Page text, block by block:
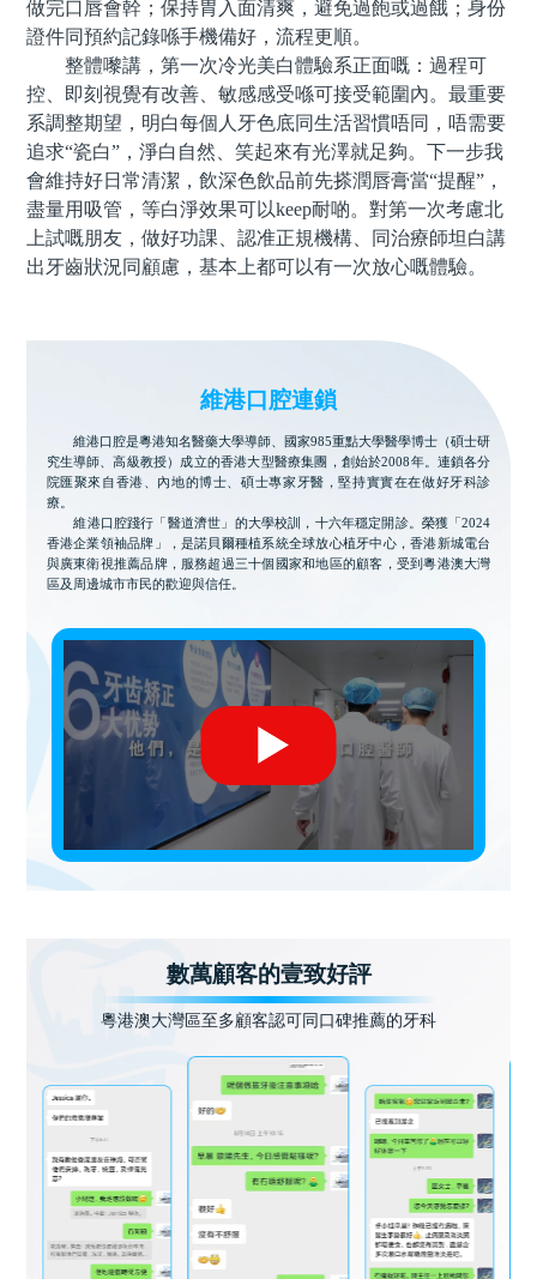
做完口唇會幹；保持胃入面清爽，避免過飽或過餓；身份
證件同預約記錄喺手機備好，流程更順。
整體嚟講，第一次冷光美白體驗系正面嘅：過程可
控、即刻視覺有改善、敏感感受喺可接受範圍內。最重要
系調整期望，明白每個人牙色底同生活習慣唔同，唔需要
追求“瓷白”，淨白自然、笑起來有光澤就足夠。下一步我
會維持好日常清潔，飲深色飲品前先搽潤唇膏當“提醒”，
盡量用吸管，等白淨效果可以keep耐啲。對第一次考慮北
上試嘅朋友，做好功課、認准正規機構、同治療師坦白講
出牙齒狀況同顧慮，基本上都可以有一次放心嘅體驗。
維港口腔連鎖
維港口腔是粵港知名醫藥大學導師、國家985重點大學醫學博士（碩士研
究生導師、高級教授）成立的香港大型醫療集團，創始於2008年。連鎖各分
院匯聚來自香港、內地的博士、碩士專家牙醫，堅持實實在在做好牙科診
療。
維港口腔踐行「醫道濟世」的大學校訓，十六年穩定開診。榮獲「2024
香港企業領袖品牌」，是諾貝爾種植系統全球放心植牙中心，香港新城電台
與廣東衛視推薦品牌，服務超過三十個國家和地區的顧客，受到粵港澳大灣
區及周邊城市市民的歡迎與信任。
數萬顧客的壹致好評
粵港澳大灣區至多顧客認可同口碑推薦的牙科